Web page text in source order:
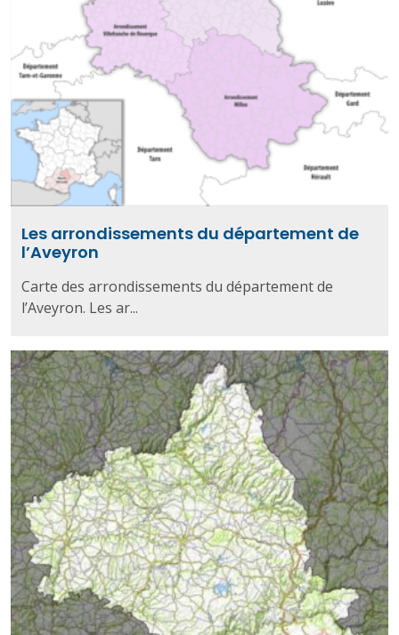
Les arrondissements du département de
l’Aveyron
Carte des arrondissements du département de
l’Aveyron. Les ar...